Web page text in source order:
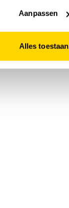
functioneert.
Aanpassen
Alles toestaan